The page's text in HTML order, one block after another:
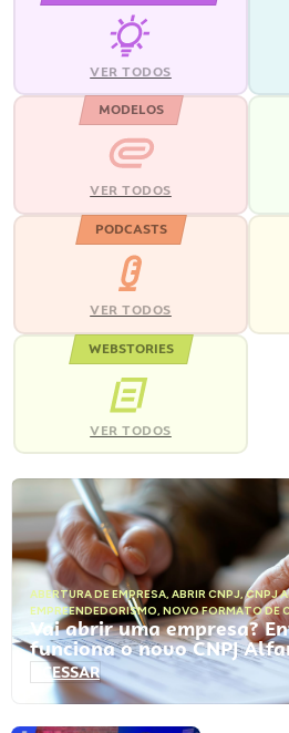
VER TODOS
MODELOS
VER TODOS
PODCASTS
VER TODOS
WEBSTORIES
VER TODOS
ABERTURA DE EMPRESA, ABRIR CNPJ,CNPJ
EMPREENDEDORISMO, NOVO FORMATO DE
Vai abrir uma empresa?
funciona o novo CNPJ
ACESSAR